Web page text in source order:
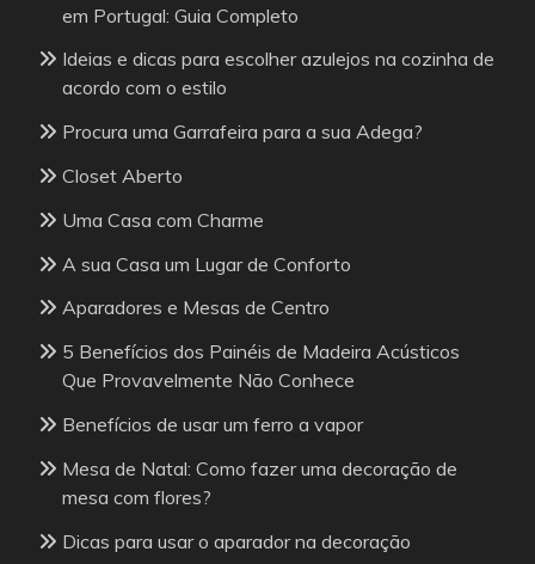
em Portugal: Guia Completo
Ideias e dicas para escolher azulejos na cozinha de
acordo com o estilo
Procura uma Garrafeira para a sua Adega?
Closet Aberto
Uma Casa com Charme
A sua Casa um Lugar de Conforto
Aparadores e Mesas de Centro
5 Benefícios dos Painéis de Madeira Acústicos
Que Provavelmente Não Conhece
Benefícios de usar um ferro a vapor
Mesa de Natal: Como fazer uma decoração de
mesa com flores?
Dicas para usar o aparador na decoração